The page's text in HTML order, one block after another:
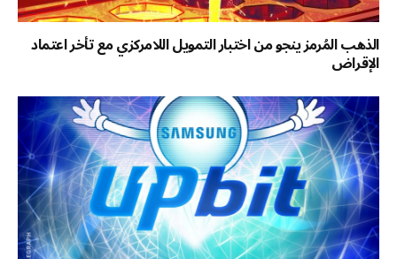
الذهب المُرمز ينجو من اختبار التمويل اللامركزي مع تأخر اعتماد
الإقراض